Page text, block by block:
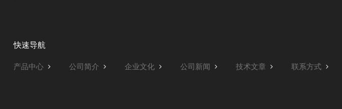
快速导航
产品中心 公司简介 企业文化 公司新闻 技术文章 联系方式